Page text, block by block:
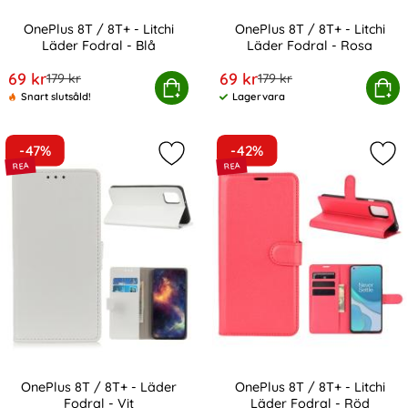
OnePlus 8T / 8T+ - Litchi
Läder Fodral - Blå
rea pris
69 krtidigare pris
179 kr
Snart slutsåld!
Köp
OnePlus 8T / 8T+ - Litchi Läder Fodral - Blå
OnePlus 8T / 8T+ - Litchi
Läder Fodral - Rosa
rea pris
69 krtidigare pris
179 kr
Tillgänglighet:
Lagervara
Köp
OnePlus 8T / 8T+ - Litchi
-47%
OnePlus 8T / 8T+ - Läder
Fodral - Vit
Markera onePlus 8T / 8T+ - Läder
-42%
OnePlus 8T / 8T+ - Litchi
Läder Fodral - Röd